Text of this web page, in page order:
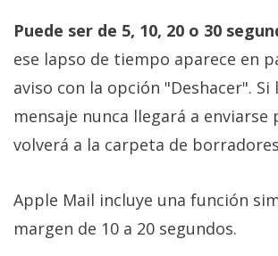
Puede ser de 5, 10, 20 o 30
ese lapso de tiempo aparece en
aviso con la opción "Deshacer". Si
mensaje nunca llegará a enviarse
volverá a la carpeta de
Apple Mail incluye una función
margen de 10 a 20 segundos.